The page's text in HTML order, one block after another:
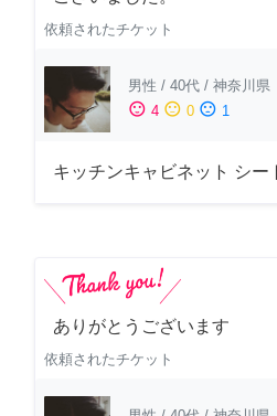
依頼されたチケット
男性 / 40代 / 神奈川県
sentiment_satisfied 4 sentiment_neutral 0 sentiment_dissatisfied 1
キッチンキャビネット シー
ありがとうございます
依頼されたチケット